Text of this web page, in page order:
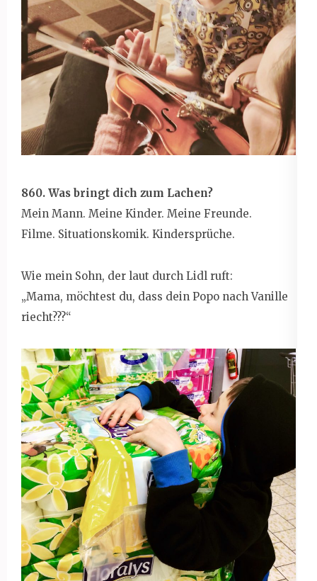
860. Was bringt dich zum Lachen?
Mein Mann. Meine Kinder. Meine Freunde.
Filme. Situationskomik. Kindersprüche.
Wie mein Sohn, der laut durch Lidl ruft:
„Mama, möchtest du, dass dein Popo nach Vanille
riecht???“